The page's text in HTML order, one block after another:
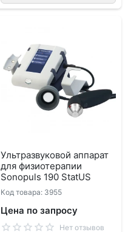
Ультразвуковой аппарат
для физиотерапии
Sonopuls 190 StatUS
Код товара: 3955
Цена по запросу
Нет отзывов